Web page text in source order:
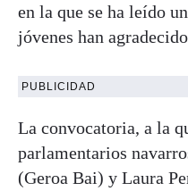
en la que se ha leído
jóvenes han
PUBLICIDAD
La convocatoria, a la
parlamentarios
(Geroa Bai) y Laura